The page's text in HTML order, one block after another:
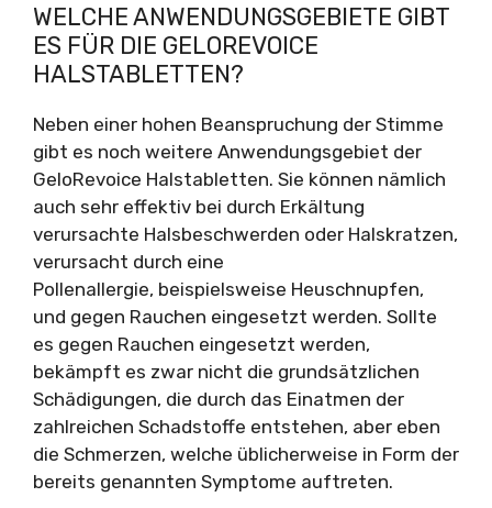
WELCHE ANWENDUNGSGEBIETE GIBT
ES FÜR DIE GELOREVOICE
HALSTABLETTEN?
Neben einer hohen Beanspruchung der Stimme
gibt es noch weitere Anwendungsgebiet der
GeloRevoice Halstabletten. Sie können nämlich
auch sehr effektiv bei durch Erkältung
verursachte Halsbeschwerden oder Halskratzen,
verursacht durch eine
Pollenallergie, beispielsweise Heuschnupfen,
und gegen Rauchen eingesetzt werden. Sollte
es gegen Rauchen eingesetzt werden,
bekämpft es zwar nicht die grundsätzlichen
Schädigungen, die durch das Einatmen der
zahlreichen Schadstoffe entstehen, aber eben
die Schmerzen, welche üblicherweise in Form der
bereits genannten Symptome auftreten.